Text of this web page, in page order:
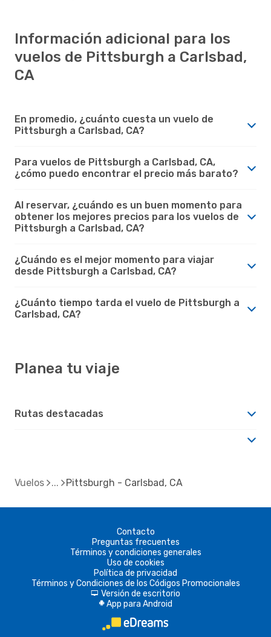
Información adicional para los
vuelos de Pittsburgh a Carlsbad,
CA
En promedio, ¿cuánto cuesta un vuelo de
Pittsburgh a Carlsbad, CA?
Para vuelos de Pittsburgh a Carlsbad, CA,
¿cómo puedo encontrar el precio más barato?
Al reservar, ¿cuándo es un buen momento para
obtener los mejores precios para los vuelos de
Pittsburgh a Carlsbad, CA?
¿Cuándo es el mejor momento para viajar
desde Pittsburgh a Carlsbad, CA?
¿Cuánto tiempo tarda el vuelo de Pittsburgh a
Carlsbad, CA?
Planea tu viaje
Rutas destacadas
Vuelos Pittsburgh - Carlsbad, CA
Contacto
Preguntas frecuentes
Términos y condiciones generales
Uso de cookies
Política de privacidad
Términos y Condiciones de los Códigos Promocionales
d Versión de escritorio
A App para Android